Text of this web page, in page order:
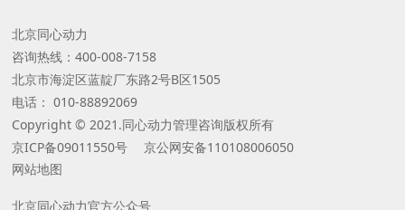
北京同心动力
咨询热线：400-008-7158
北京市海淀区蓝靛厂东路2号B区1505
电话： 010-88892069
Copyright © 2021.同心动力管理咨询版权所有
网站地图
京ICP备09011550号 京公网安备110108006050
北京同心动力官方公众号